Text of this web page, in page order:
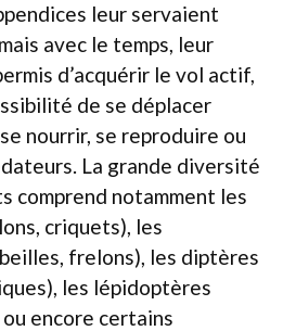
leur servaient
avec le temps, leur
d’acquérir le vol actif,
de se déplacer
nourrir, se reproduire ou
La grande diversité
comprend notamment les
criquets), les
frelons), les diptères
les lépidoptères
encore certains